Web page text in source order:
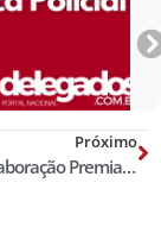
Próximo
Termo de Colaboração Premiada